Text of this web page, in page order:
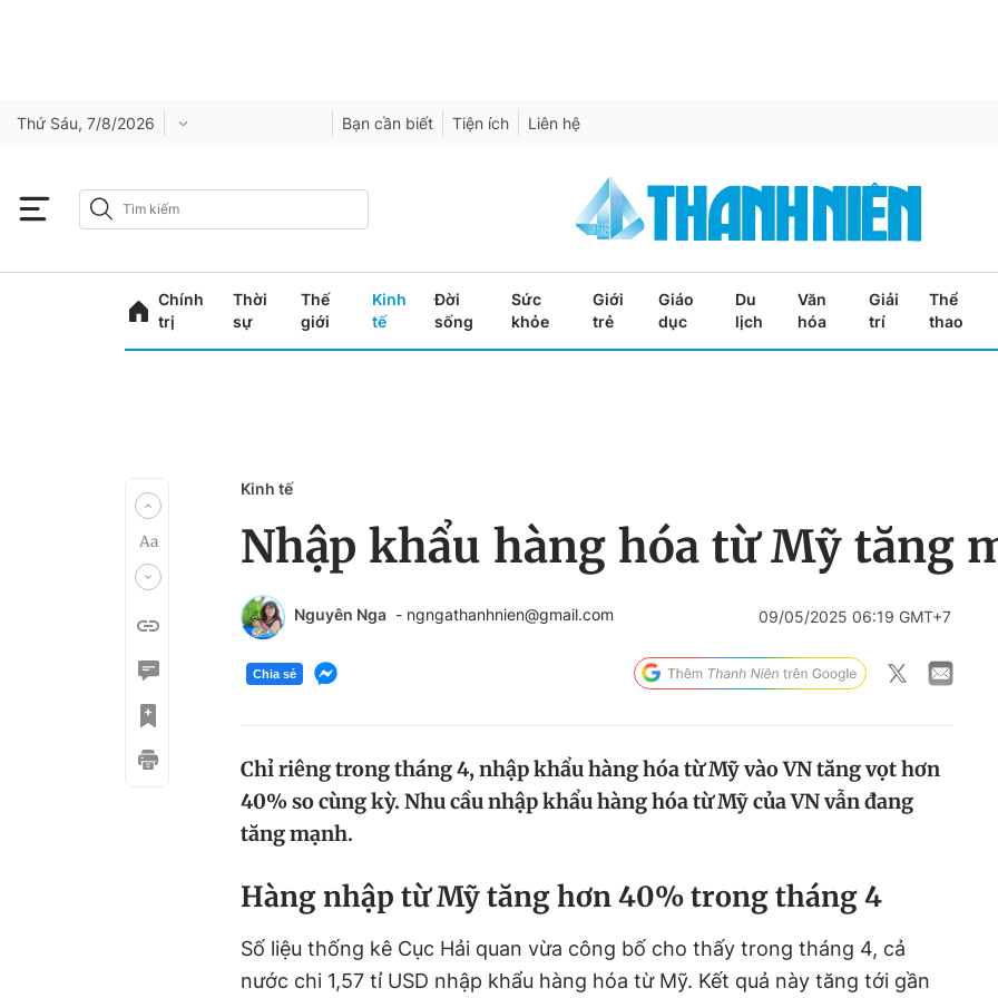
Thứ Sáu, 7/8/2026 Bạn cần biết Tiện ích Liên hệ
Chính
trị
Thời
sự
Thế
giới
Kinh
tế
Đời
sống
Sức
khỏe
Giới
trẻ
Giáo
dục
Du
lịch
Văn
hóa
Giải
trí
Thể
thao
Kinh tế
Nhập khẩu hàng hóa từ Mỹ tăng
Nguyên Nga - ngngathanhnien@gmail.com 09/05/2025 06:19 GMT+7
Chia sẻ
Chỉ riêng trong tháng 4, nhập khẩu hàng hóa từ Mỹ vào VN tăng vọt hơn
40% so cùng kỳ. Nhu cầu nhập khẩu hàng hóa từ Mỹ của VN vẫn đang
tăng mạnh.
Hàng nhập từ Mỹ tăng hơn 40% trong tháng 4
Số liệu thống kê Cục Hải quan vừa công bố cho thấy trong tháng 4, cả
nước chi 1,57 tỉ USD nhập khẩu hàng hóa từ Mỹ. Kết quả này tăng tới gần